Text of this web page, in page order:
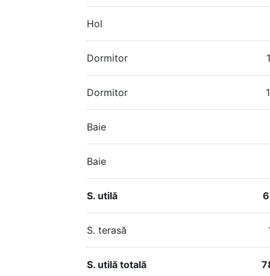
Hol
Dormitor
Dormitor
Baie
Baie
S. utilă
S. terasă
S. utilă totală